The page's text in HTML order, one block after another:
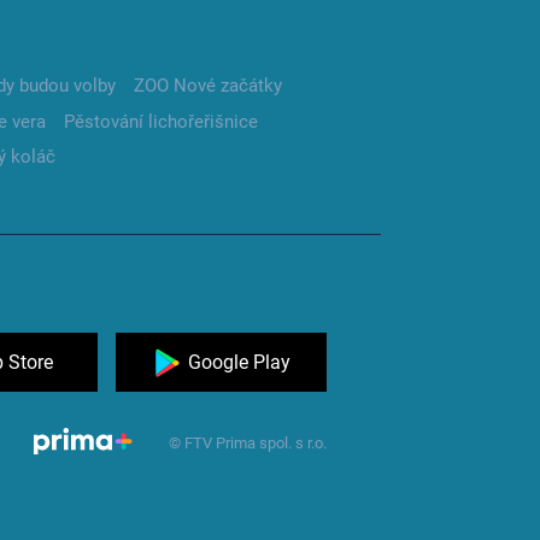
budou volby
ZOO Nové začátky
vera
Pěstování lichořeřišnice
koláč
Store Google Play
© FTV Prima spol. s r.o.